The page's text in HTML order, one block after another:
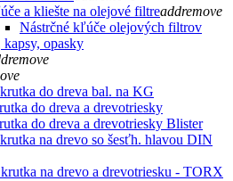
a kliešte na olejové filtreaddremove
Nástrčné kľúče olejových filtrov
kapsy, opasky
remove
do dreva bal. na KG
do dreva a drevotriesky
do dreva a drevotriesky Blister
na drevo so šesťh. hlavou DIN
na drevo a drevotriesku - TORX